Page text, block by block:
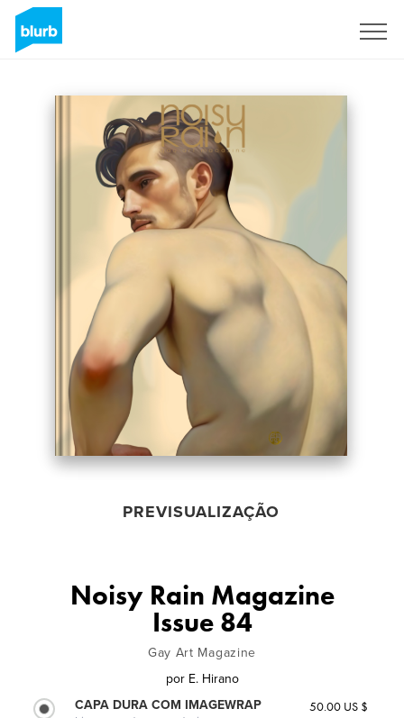
PREVISUALIZAÇÃO
Noisy Rain Magazine
Issue 84
Gay Art Magazine
por E. Hirano
CAPA DURA COM IMAGEWRAP
50.00 US $